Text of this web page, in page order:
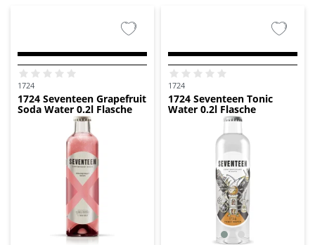
1724
1724 Seventeen Grapefruit
Soda Water 0.2l Flasche
1724
1724 Seventeen Tonic
Water 0.2l Flasche